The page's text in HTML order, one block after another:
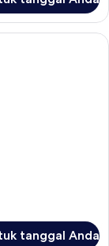
kerja, ruang kerja
tanggal Anda